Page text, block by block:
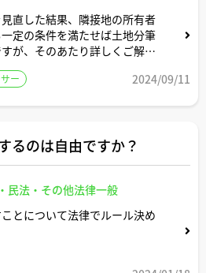
直した結果、隣接地の所有者
定の条件を満たせば土地分筆
が、そのあたり詳しくご解説
ー 2024/09/11
るのは自由ですか？
民法・その他法律一般
とについて法律でルール決め